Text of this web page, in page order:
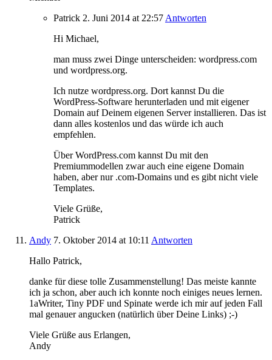
Patrick 2. Juni 2014 at 22:57 Antworten
Hi Michael,
man muss zwei Dinge unterscheiden: wordpress.com
und wordpress.org.
Ich nutze wordpress.org. Dort kannst Du die
WordPress-Software herunterladen und mit eigener
Domain auf Deinem eigenen Server installieren. Das ist
dann alles kostenlos und das würde ich auch
empfehlen.
Über WordPress.com kannst Du mit den
Premiummodellen zwar auch eine eigene Domain
haben, aber nur .com-Domains und es gibt nicht viele
Templates.
Viele Grüße,
Patrick
Andy 7. Oktober 2014 at 10:11 Antworten
Hallo Patrick,
danke für diese tolle Zusammenstellung! Das meiste kannte
ich ja schon, aber auch ich konnte noch einiges neues lernen.
1aWriter, Tiny PDF und Spinate werde ich mir auf jeden Fall
mal genauer angucken (natürlich über Deine Links) ;-)
Viele Grüße aus Erlangen,
Andy